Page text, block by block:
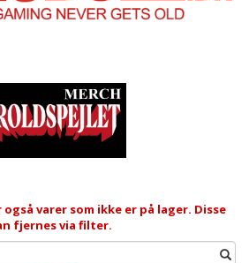
varer som ikke er på lager. Disse
fjernes via filter.